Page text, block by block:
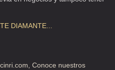
DIAMANTE...
Conoce nuestros